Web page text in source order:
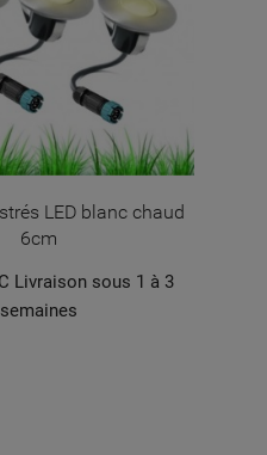
LED blanc chaud
6cm
Livraison sous 1 à 3
semaines
liste d'envies